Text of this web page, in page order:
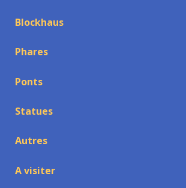
Blockhaus
Phares
Ponts
Statues
Autres
A visiter